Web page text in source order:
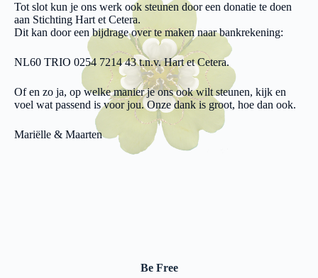
Tot slot kun je ons werk ook steunen door een donatie te doen
aan Stichting Hart et Cetera.
Dit kan door een bijdrage over te maken naar bankrekening:
NL60 TRIO 0254 7214 43 t.n.v. Hart et Cetera.
Of en zo ja, op welke manier je ons ook wilt steunen, kijk en
voel wat passend is voor jou. Onze dank is groot, hoe dan ook.
Mariëlle & Maarten
Be Free